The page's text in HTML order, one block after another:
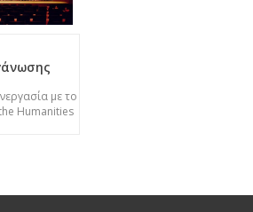
με το
Humanities